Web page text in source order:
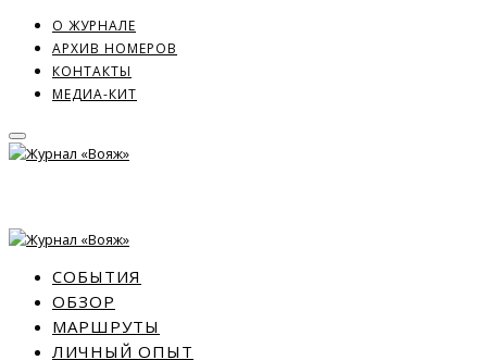
О ЖУРНАЛЕ
АРХИВ НОМЕРОВ
КОНТАКТЫ
МЕДИА-КИТ
СОБЫТИЯ
ОБЗОР
МАРШРУТЫ
ЛИЧНЫЙ ОПЫТ